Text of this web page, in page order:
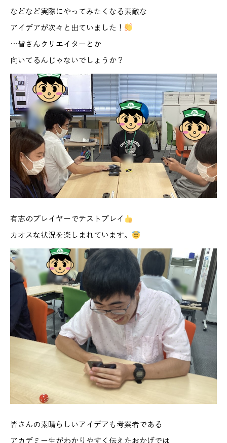
などなど実際にやってみたくなる素敵な
アイデアが次々と出ていました！
…皆さんクリエイターとか
向いてるんじゃないでしょうか？
有志のプレイヤーでテストプレイ
カオスな状況を楽しまれています。
皆さんの素晴らしいアイデアも考案者である
アカデミー生がわかりやすく伝えたおかげでは